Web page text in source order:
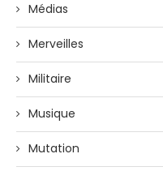
Médias
Merveilles
Militaire
Musique
Mutation